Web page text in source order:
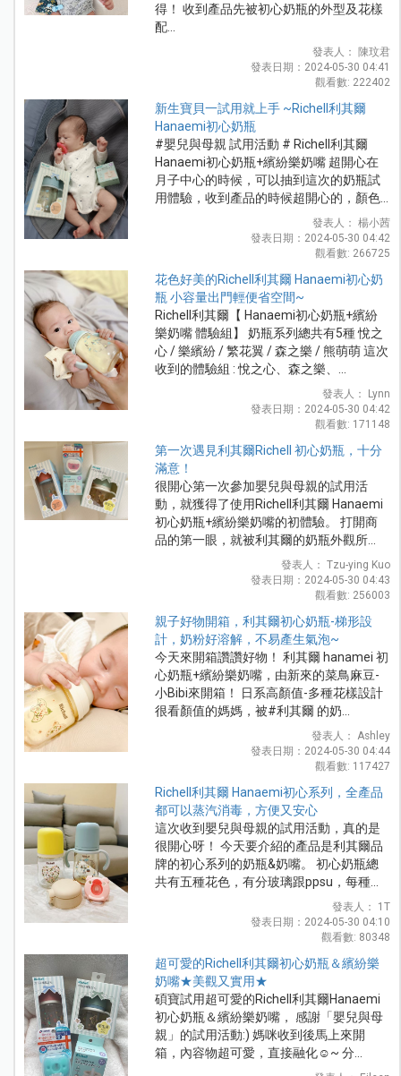
得！ 收到產品先被初心奶瓶的外型及花樣
配...
發表人： 陳玟君
發表日期：2024-05-30 04:41
觀看數: 222402
新生寶貝一試用就上手 ~Richell利其爾
Hanaemi初心奶瓶
#嬰兒與母親 試用活動 # Richell利其爾
Hanaemi初心奶瓶+繽紛樂奶嘴 超開心在
月子中心的時候，可以抽到這次的奶瓶試
用體驗，收到產品的時候超開心的，顏色...
發表人： 楊小茜
發表日期：2024-05-30 04:42
觀看數: 266725
花色好美的Richell利其爾 Hanaemi初心奶
瓶 小容量出門輕便省空間~
Richell利其爾【 Hanaemi初心奶瓶+繽紛
樂奶嘴 體驗組】 奶瓶系列總共有5種 悅之
心 / 樂繽紛 / 繁花翼 / 森之樂 / 熊萌萌 這次
收到的體驗組 : 悅之心、森之樂、...
發表人： Lynn
發表日期：2024-05-30 04:42
觀看數: 171148
第一次遇見利其爾Richell 初心奶瓶，十分
滿意！
很開心第一次參加嬰兒與母親的試用活
動，就獲得了使用Richell利其爾 Hanaemi
初心奶瓶+繽紛樂奶嘴的初體驗。 打開商
品的第一眼，就被利其爾的奶瓶外觀所...
發表人： Tzu-ying Kuo
發表日期：2024-05-30 04:43
觀看數: 256003
親子好物開箱，利其爾初心奶瓶-梯形設
計，奶粉好溶解，不易產生氣泡~
今天來開箱讚讚好物！ 利其爾 hanamei 初
心奶瓶+繽紛樂奶嘴，由新來的菜鳥麻豆-
小Bibi來開箱！ 日系高顏值-多種花樣設計
很看顏值的媽媽，被#利其爾 的奶...
發表人： Ashley
發表日期：2024-05-30 04:44
觀看數: 117427
Richell利其爾 Hanaemi初心系列，全產品
都可以蒸汽消毒，方便又安心
這次收到嬰兒與母親的試用活動，真的是
很開心呀！ 今天要介紹的產品是利其爾品
牌的初心系列的奶瓶&奶嘴。 初心奶瓶總
共有五種花色，有分玻璃跟ppsu，每種...
發表人： 1T
發表日期：2024-05-30 04:10
觀看數: 80348
超可愛的Richell利其爾初心奶瓶＆繽紛樂
奶嘴★美觀又實用★
碩寶試用超可愛的Richell利其爾Hanaemi
初心奶瓶＆繽紛樂奶嘴， 感謝「嬰兒與母
親」的試用活動:) 媽咪收到後馬上來開
箱，內容物超可愛，直接融化☺️~ 分...